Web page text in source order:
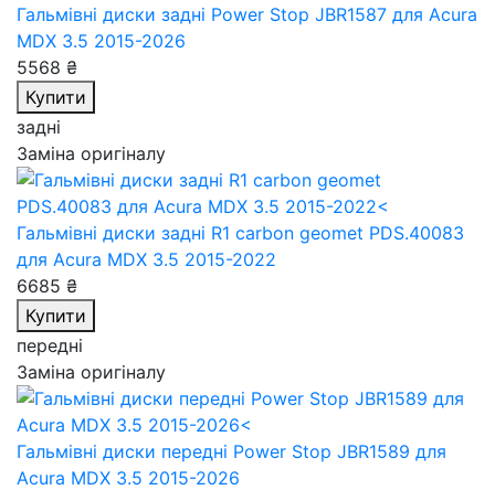
Гальмівні диски задні Power Stop JBR1587 для Acura
MDX 3.5 2015-2026
5568 ₴
Купити
задні
Заміна оригіналу
Гальмівні диски задні R1 carbon geomet PDS.40083
для Acura MDX 3.5 2015-2022
6685 ₴
Купити
передні
Заміна оригіналу
Гальмівні диски передні Power Stop JBR1589 для
Acura MDX 3.5 2015-2026